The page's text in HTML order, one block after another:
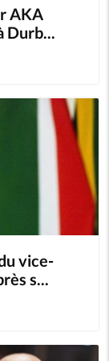
AKA
Durb...
vice-
s...